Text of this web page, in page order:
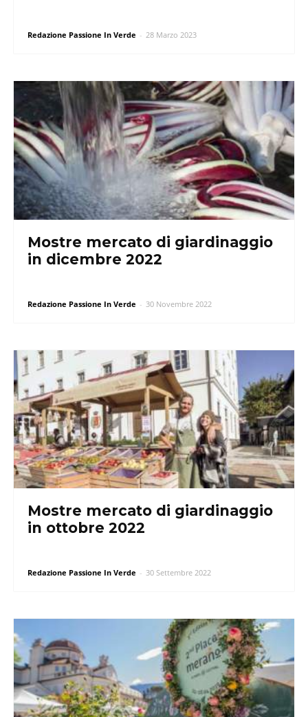
Redazione Passione In Verde - 28 Marzo 2023
Mostre mercato di giardinaggio
in dicembre 2022
Redazione Passione In Verde - 30 Novembre 2022
Mostre mercato di giardinaggio
in ottobre 2022
Redazione Passione In Verde - 30 Settembre 2022